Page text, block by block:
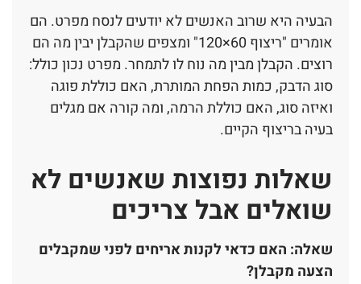
הבעיה היא שרוב האנשים לא יודעים לנסח מפרט. הם
אומרים "ריצוף 60×120" ומצפים שהקבלן יבין מה הם
רוצים. הקבלן מבין מה נוח לו לתמחר. מפרט נכון כולל:
סוג הדבק, כמות הפחת המותרת, האם כוללת פוגה
ואיזה סוג, האם כוללת הרמה, ומה קורה אם מגלים
בעיה בריצוף הקיים.
שאלות נפוצות שאנשים לא
שואלים אבל צריכים
שאלה: האם כדאי לקנות אריחים לפני שמקבלים
הצעה מקבלן?